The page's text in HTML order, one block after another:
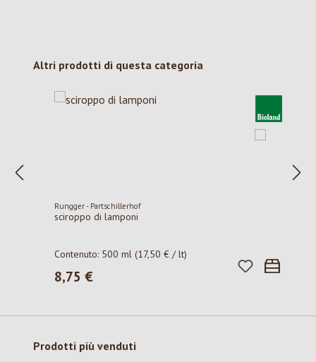
Salta la galleria dei prodotti
Altri prodotti di questa categoria
Rungger - Partschillerhof
sciroppo di lamponi
Contenuto: 500 ml(17,50 € / lt)
Prezzo normale:
8,75 €
Salta la galleria dei prodotti
Prodotti più venduti